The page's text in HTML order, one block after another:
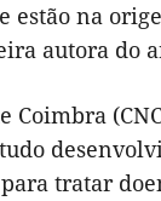
estão na
autora do
tratar